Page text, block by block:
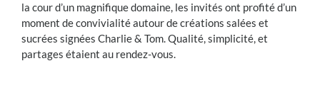
la cour d’un magnifique domaine, les invités ont profité d’un
moment de convivialité autour de créations salées et
sucrées signées Charlie & Tom. Qualité, simplicité, et
partages étaient au rendez-vous.